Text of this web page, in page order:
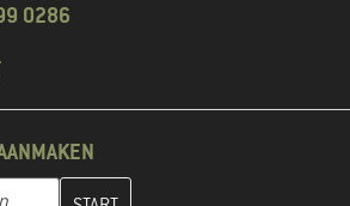
0286
in en maak in de volgende stap je